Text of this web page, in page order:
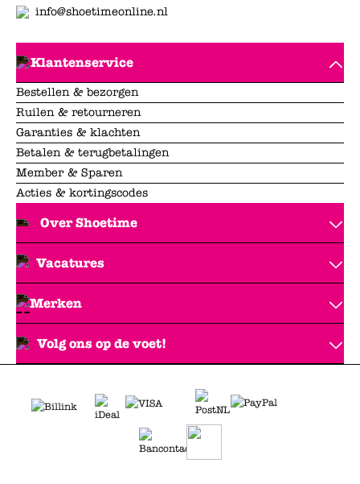
info@shoetimeonline.nl
Klantenservice
Bestellen & bezorgen
Ruilen & retourneren
Garanties & klachten
Betalen & terugbetalingen
Member & Sparen
Acties & kortingscodes
Over Shoetime
Vacatures
Merken
Volg ons op de voet!